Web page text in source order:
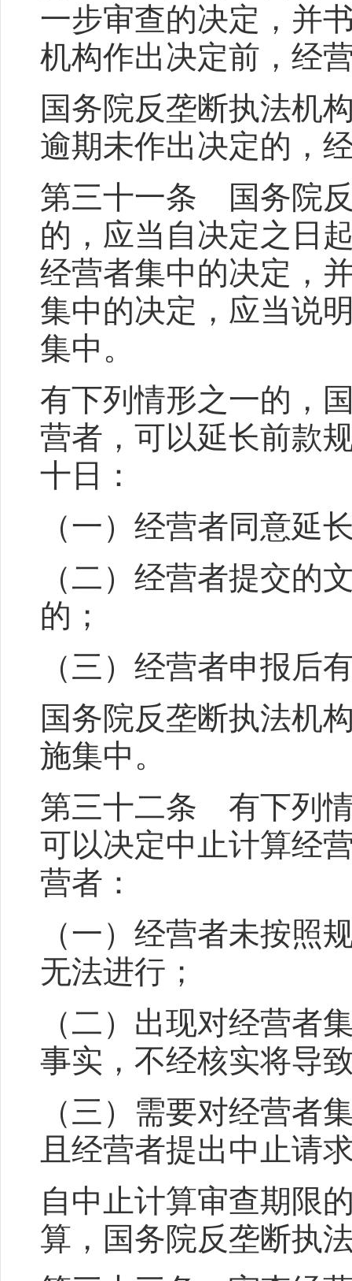
一步审查的决定，并
机构作出决定前，经
国务院反垄断执法机
逾期未作出决定的，
第三十一条 国务院
的，应当自决定之日
经营者集中的决定，
集中的决定，应当说
集中。
有下列情形之一的，
营者，可以延长前款
十日：
（一）经营者同意延
（二）经营者提交的
的；
（三）经营者申报后
国务院反垄断执法机
施集中。
第三十二条 有下列
可以决定中止计算经
营者：
（一）经营者未按照
无法进行；
（二）出现对经营者
事实，不经核实将导
（三）需要对经营者
且经营者提出中止请
自中止计算审查期限
算，国务院反垄断执